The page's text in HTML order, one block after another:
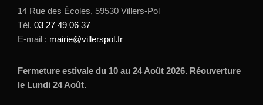
14 Rue des Écoles, 59530 Villers-Pol
Tél. 03 27 49 06 37
E-mail : mairie@villerspol.fr
Fermeture estivale du 10 au 24 Août 2026. Réouverture
le Lundi 24 Août.